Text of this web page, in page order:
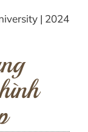
| 2024